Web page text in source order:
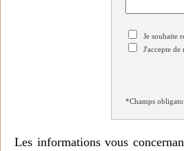
Je souhaite
J'accepte
*Champs
Les informations vous